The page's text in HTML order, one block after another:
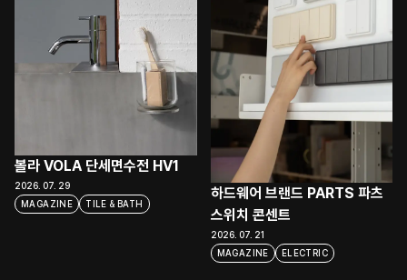
볼라 VOLA 단세면수전 HV1
MAGAZINE TILE & BATH
2026. 07. 29
하드웨어 브랜드 PARTS 파츠
스위치 콘센트
MAGAZINE ELECTRIC
2026. 07. 21